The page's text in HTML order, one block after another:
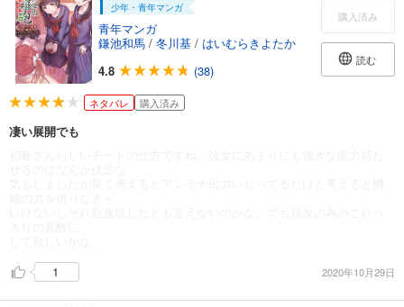
少年・青年マンガ
青年マンガ
鎌池和馬 / 冬川基 / はいむらきよたか
4.8
(38)
購入済み
読む
ネタバレ 購入済み
凄い展開でも
1
2020年10月29日